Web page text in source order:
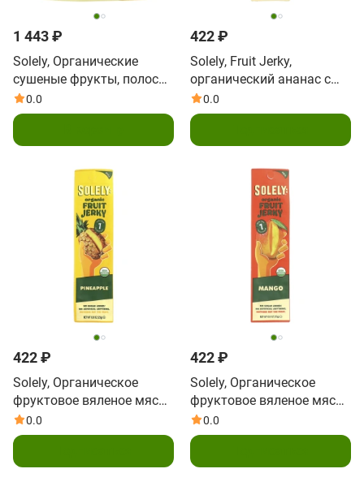
1 443 ₽
Solely, Органические
сушеные фрукты, полоски
манго, 142 г (5 унций)
0.0
422 ₽
Solely, Fruit Jerky,
органический ананас с
кокосом, 23 г (0,8 унции)
0.0
422 ₽
Solely, Органическое
фруктовое вяленое мясо,
ананас, 23 г (0,8 унции)
0.0
422 ₽
Solely, Органическое
фруктовое вяленое мясо,
манго, 23 г (0,8 унции)
0.0